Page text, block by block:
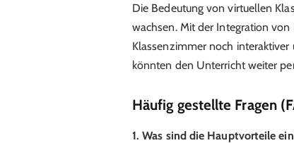
Die Bedeutung von virtuellen
wachsen. Mit der Integration
Klassenzimmer noch
könnten den Unterricht weiter
Häufig gestellte Fragen
1. Was sind die Hauptvorteile